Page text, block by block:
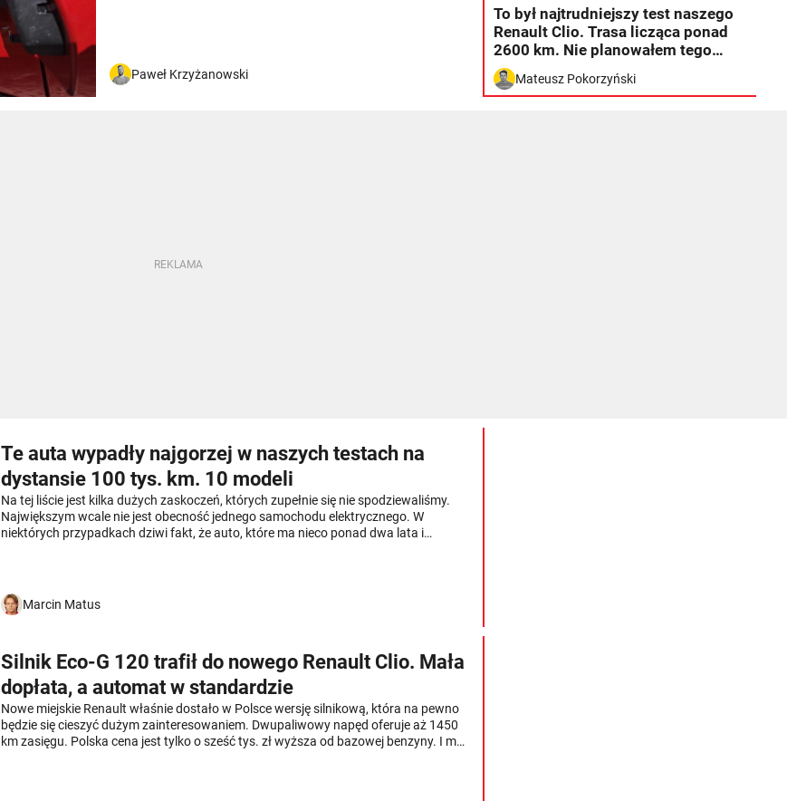
Paweł Krzyżanowski
To był najtrudniejszy test naszego
Renault Clio. Trasa licząca ponad
2600 km. Nie planowałem tego
wyniku
Mateusz Pokorzyński
Te auta wypadły najgorzej w naszych testach na
dystansie 100 tys. km. 10 modeli
Na tej liście jest kilka dużych zaskoczeń, których zupełnie się nie spodziewaliśmy.
Największym wcale nie jest obecność jednego samochodu elektrycznego. W
niektórych przypadkach dziwi fakt, że auto, które ma nieco ponad dwa lata i
długodystansowych.
Marcin Matus
Silnik Eco-G 120 trafił do nowego Renault Clio. Mała
dopłata, a automat w standardzie
Nowe miejskie Renault właśnie dostało w Polsce wersję silnikową, która na pewno
będzie się cieszyć dużym zainteresowaniem. Dwupaliwowy napęd oferuje aż 1450
km zasięgu. Polska cena jest tylko o sześć tys. zł wyższa od bazowej benzyny. I ma